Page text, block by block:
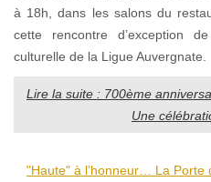
à 18h, dans les salons du
cette rencontre d’exception
culturelle de la Ligue Auvergnate.
Lire la suite : 700ème
Une
"Haute" à l’honneur… La Porte